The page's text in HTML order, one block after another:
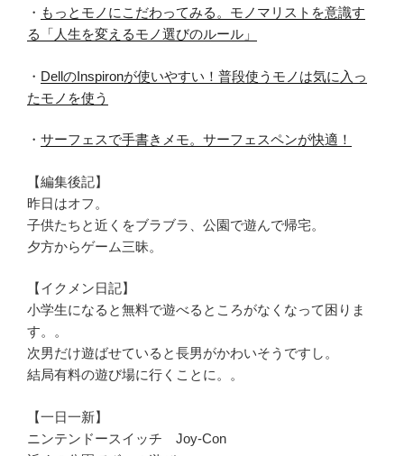
・ もっとモノにこだわってみる。モノマリストを意識す
る「人生を変えるモノ選びのルール」
・ DellのInspironが使いやすい！普段使うモノは気に入っ
たモノを使う
・ サーフェスで手書きメモ。サーフェスペンが快適！
【編集後記】
昨日はオフ。
子供たちと近くをブラブラ、公園で遊んで帰宅。
夕方からゲーム三昧。
【イクメン日記】
小学生になると無料で遊べるところがなくなって困りま
す。。
次男だけ遊ばせていると長男がかわいそうですし。
結局有料の遊び場に行くことに。。
【一日一新】
ニンテンドースイッチ Joy-Con